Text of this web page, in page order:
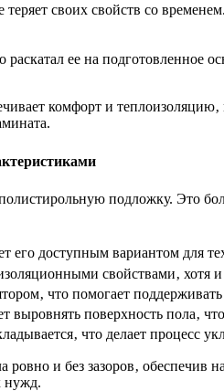
своих свойств со
ее на подготовленное
комфорт и
подложку. Это
его доступным вариантом для
свойствами‚ хотя
что помогает
поверхность пола‚
что делает процесс
и без зазоров‚ обеспечив
нужд.